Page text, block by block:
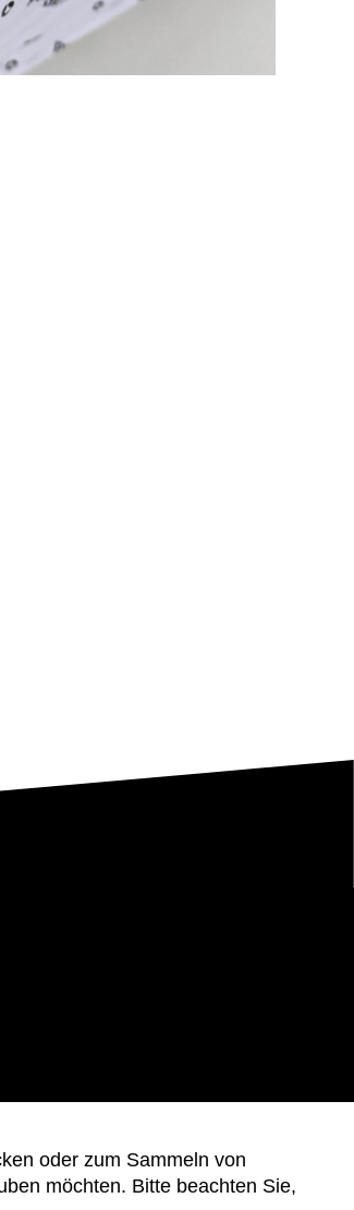
oder zum Sammeln von
möchten. Bitte beachten Sie,